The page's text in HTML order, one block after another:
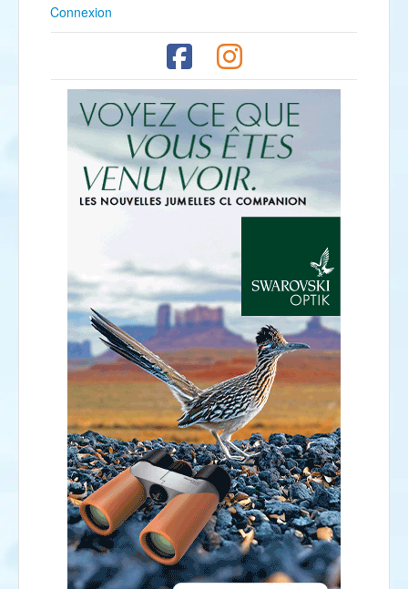
Connexion